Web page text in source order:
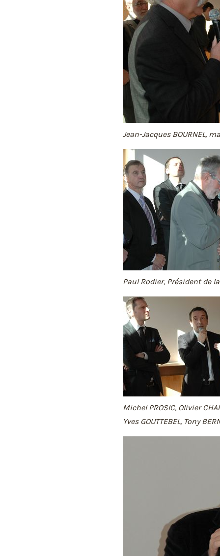
Jean-Jacques BOURNEL,
Paul Rodier, Président de la
Michel PROSIC, Olivier
Yves GOUTTEBEL, Tony